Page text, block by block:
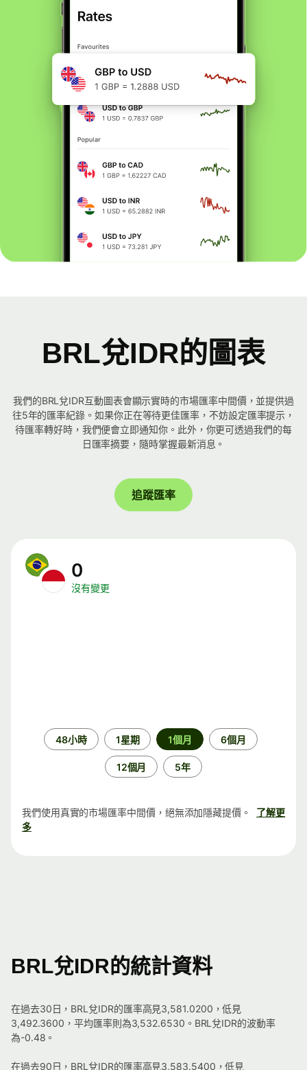
BRL兌IDR的圖表
我們的BRL兌IDR互動圖表會顯示實時的市場匯率中間價，並提供過
往5年的匯率紀錄。如果你正在等待更佳匯率，不妨設定匯率提示，
待匯率轉好時，我們便會立即通知你。此外，你更可透過我們的每
日匯率摘要，隨時掌握最新消息。
追蹤匯率
0
沒有變更
48小時 1星期 1個月 6個月
12個月 5年
我們使用真實的市場匯率中間價，絕無添加隱藏提價。
了解更
多
BRL兌IDR的統計資料
在過去30日，BRL兌IDR的匯率高見3,581.0200，低見
3,492.3600，平均匯率則為3,532.6530。BRL兌IDR的波動率
為-0.48。
在過去90日，BRL兌IDR的匯率高見3,583.5400，低見